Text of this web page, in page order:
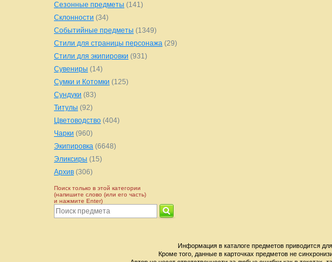
Сезонные предметы (141)
Склонности (34)
Событийные предметы (1349)
Стили для страницы персонажа (29)
Стили для экипировки (931)
Сувениры (14)
Сумки и Котомки (125)
Сундуки (83)
Титулы (92)
Цветоводство (404)
Чарки (960)
Экипировка (6648)
Эликсиры (15)
Архив (306)
Поиск только в этой категории
(напишите слово (или его часть)
и нажмите Enter)
Информация в каталоге предметов приводится
Кроме того, данные в карточках предметов не